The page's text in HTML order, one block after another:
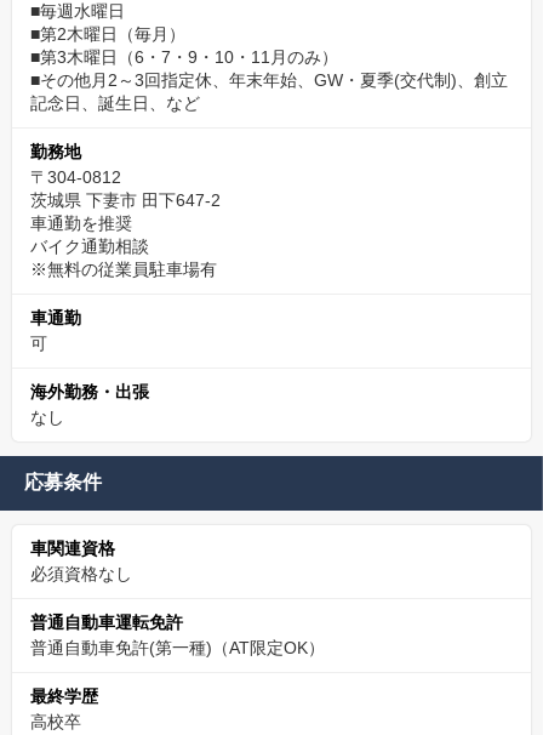
■毎週水曜日
■第2木曜日（毎月）
■第3木曜日（6・7・9・10・11月のみ）
■その他月2～3回指定休、年末年始、GW・夏季(交代制)、創立
記念日、誕生日、など
勤務地
〒304-0812
茨城県 下妻市 田下647-2
車通勤を推奨
バイク通勤相談
※無料の従業員駐車場有
車通勤
可
海外勤務・出張
なし
応募条件
車関連資格
必須資格なし
普通自動車運転免許
普通自動車免許(第一種)（AT限定OK）
最終学歴
高校卒